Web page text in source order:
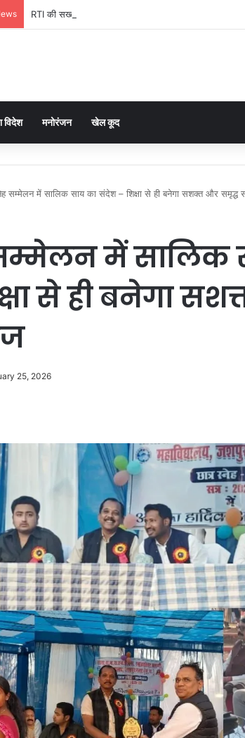
RTI की सख्ती: सूचना रोकी तो नहीं चलेगा बहाना, घरघोड़ा की
विदेश मनोरंजन खेल कूद
सम्मेलन में सालिक साय का संदेश – शिक्षा से ही बनेगा सशक्त और समृद्ध
में सालिक
से ही बनेगा
25, 2026